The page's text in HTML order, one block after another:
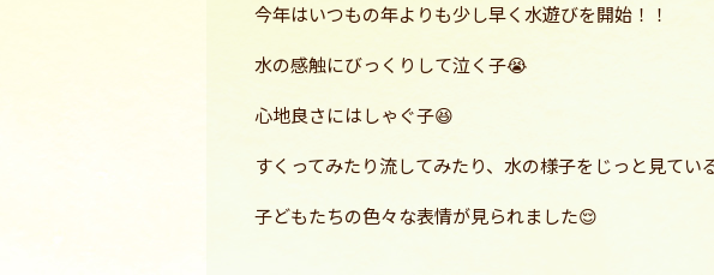
今年はいつもの年よりも少し早く水遊びを開始！！
水の感触にびっくりして泣く子😭
心地良さにはしゃぐ子😆
すくってみたり流してみたり、水の様子をじっと見てい
子どもたちの色々な表情が見られました😌